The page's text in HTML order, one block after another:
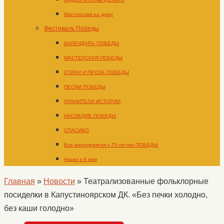
Мастерская на дому
Фестиваль Победы
КАЛЕНДАРЬ ПОБЕДЫ
МАСТЕРСКАЯ ПОБЕДЫ
СТИХИ И ПРОЗА ПОБЕДЫ
ПЕСНИ ПОБЕДЫ
ХРАНИТЕЛИ ИСТОРИИ
НАСЛЕДИЕ ПОБЕДЫ
СПАСИБО
Все мероприятия к 75-летию ПОБЕДЫ
Акции к 9 мая
Главная » Новости » Театрализованные фольклорные
посиделки в Капустиноярском ДК. «Без печки холодно,
без каши голодно»